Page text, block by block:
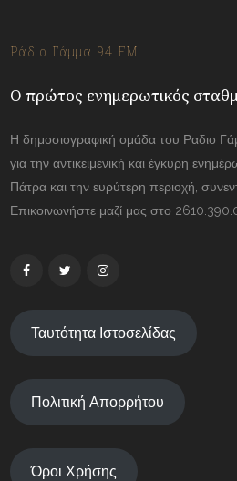
Ράδιο Γάμμα 94 FM
Ο πρώτος ενημερωτικός
Η δημοσιογραφική ομάδα του Ραδιο
για την αντικειμενική και έγκυρη
Πάτρα και την ευρύτερη περιοχή,
Επικοινωνήστε μαζί μας στο
Ταυτότητα Ιστοσελίδας
Πολιτική Απορρήτου
Όροι Χρήσης